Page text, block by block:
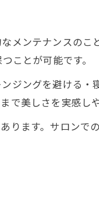
メンテナンスのこ
ことが可能です。
ジングを避ける・
美しさを実感し
ります。サロンで